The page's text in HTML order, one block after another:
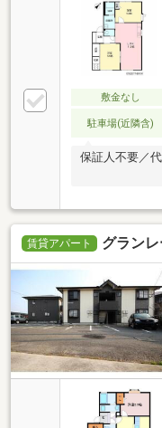
敷金なし
駐車場(近隣含)
保証人不要／
賃貸アパート グランレ